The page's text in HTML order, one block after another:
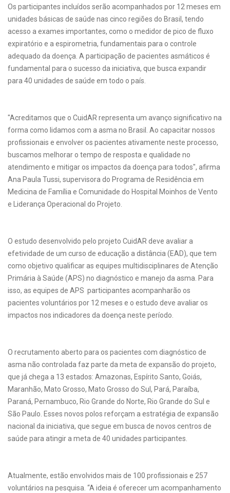
Os participantes incluídos serão acompanhados por 12 meses em
unidades básicas de saúde nas cinco regiões do Brasil, tendo
acesso a exames importantes, como o medidor de pico de fluxo
expiratório e a espirometria, fundamentais para o controle
adequado da doença. A participação de pacientes asmáticos é
fundamental para o sucesso da iniciativa, que busca expandir
para 40 unidades de saúde em todo o país.
"Acreditamos que o CuidAR representa um avanço significativo na
forma como lidamos com a asma no Brasil. Ao capacitar nossos
profissionais e envolver os pacientes ativamente neste processo,
buscamos melhorar o tempo de resposta e qualidade no
atendimento e mitigar os impactos da doença para todos", afirma
Ana Paula Tussi, supervisora do Programa de Residência em
Medicina de Família e Comunidade do Hospital Moinhos de Vento
e Liderança Operacional do Projeto.
O estudo desenvolvido pelo projeto CuidAR deve avaliar a
efetividade de um curso de educação a distância (EAD), que tem
como objetivo qualificar as equipes multidisciplinares de Atenção
Primária à Saúde (APS) no diagnóstico e manejo da asma. Para
isso, as equipes de APS participantes acompanharão os
pacientes voluntários por 12 meses e o estudo deve avaliar os
impactos nos indicadores da doença neste período.
O recrutamento aberto para os pacientes com diagnóstico de
asma não controlada faz parte da meta de expansão do projeto,
que já chega a 13 estados: Amazonas, Espírito Santo, Goiás,
Maranhão, Mato Grosso, Mato Grosso do Sul, Pará, Paraíba,
Paraná, Pernambuco, Rio Grande do Norte, Rio Grande do Sul e
São Paulo. Esses novos polos reforçam a estratégia de expansão
nacional da iniciativa, que segue em busca de novos centros de
saúde para atingir a meta de 40 unidades participantes.
Atualmente, estão envolvidos mais de 100 profissionais e 257
voluntários na pesquisa. “A ideia é oferecer um acompanhamento